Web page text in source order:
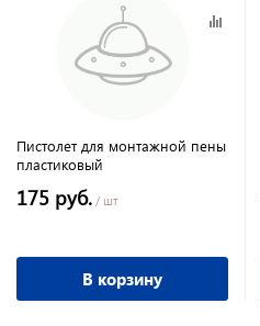
Пистолет для монтажной пены
пластиковый
175 руб. / шт
В корзину